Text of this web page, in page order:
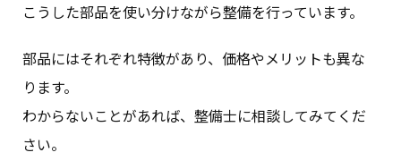
こうした部品を使い分けながら整備を行っています。
部品にはそれぞれ特徴があり、価格やメリットも異な
ります。
わからないことがあれば、整備士に相談してみてくだ
さい。